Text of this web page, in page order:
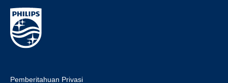
Pemberitahuan Privasi